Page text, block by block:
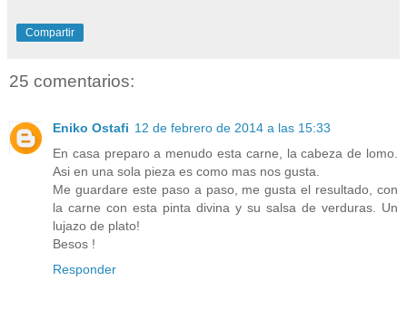
Compartir
25 comentarios:
Eniko Ostafi 12 de febrero de 2014 a las 15:33
En casa preparo a menudo esta carne, la cabeza de lomo.
Asi en una sola pieza es como mas nos gusta.
Me guardare este paso a paso, me gusta el resultado, con
la carne con esta pinta divina y su salsa de verduras. Un
lujazo de plato!
Besos !
Responder